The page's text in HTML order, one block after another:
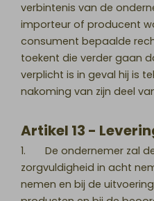
verbintenis van de
importeur of producent
consument bepaalde
toekent die verder gaan
verplicht is in geval hij is
nakoming van zijn deel
Artikel 13 -
1. De ondernemer zal
zorgvuldigheid in acht
nemen en bij de